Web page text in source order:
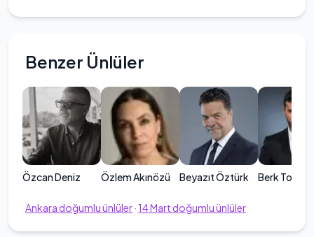
Benzer Ünlüler
Özcan Deniz Özlem Akınözü Beyazıt Öztürk Berk Tokay
Ankara doğumlu ünlüler· 14Mart doğumlu ünlüler